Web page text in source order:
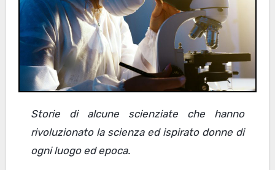
Storie di alcune scienziate che hanno
rivoluzionato la scienza ed ispirato donne di
ogni luogo ed epoca.